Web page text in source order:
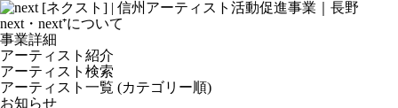
next・next⁺について
事業詳細
アーティスト紹介
アーティスト検索
アーティスト一覧 (カテゴリー順)
お知らせ